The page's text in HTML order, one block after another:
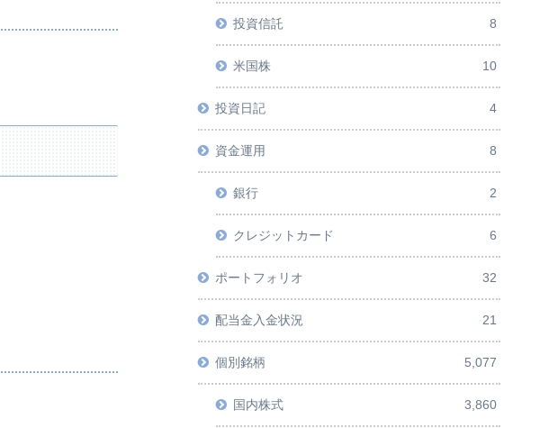
投資信託 8
米国株 10
投資日記 4
資金運用 8
銀行 2
クレジットカード 6
ポートフォリオ 32
配当金入金状況 21
個別銘柄 5,077
国内株式 3,860